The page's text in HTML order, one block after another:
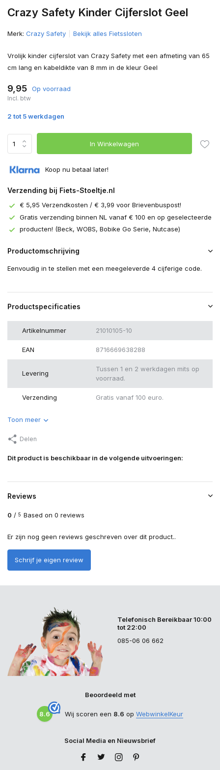
Crazy Safety Kinder Cijferslot Geel
Merk: Crazy Safety Bekijk alles Fietssloten
Vrolijk kinder cijferslot van Crazy Safety met een afmeting van 65
cm lang en kabeldikte van 8 mm in de kleur Geel
9,95 Op voorraad
Incl. btw
2 tot 5 werkdagen
In Winkelwagen
Koop nu betaal later!
Verzending bij Fiets-Stoeltje.nl
€ 5,95 Verzendkosten / € 3,99 voor Brievenbuspost!
Gratis verzending binnen NL vanaf € 100 en op geselecteerde
producten! (Beck, WOBS, Bobike Go Serie, Nutcase)
Productomschrijving
Eenvoudig in te stellen met een meegeleverde 4 cijferige code.
Productspecificaties
Artikelnummer 21010105-10
EAN 8716669638288
Levering
Tussen 1 en 2 werkdagen mits op
voorraad.
Verzending Gratis vanaf 100 euro.
Toon meer
Delen
Dit product is beschikbaar in de volgende uitvoeringen:
Reviews
0 / 5 Based on 0 reviews
Er zijn nog geen reviews geschreven over dit product..
Schrijf je eigen review
Telefonisch Bereikbaar 10:00
tot 22:00
085-06 06 662
Beoordeeld met
8.6 Wij scoren een 8.6 op WebwinkelKeur
Social Media en Nieuwsbrief